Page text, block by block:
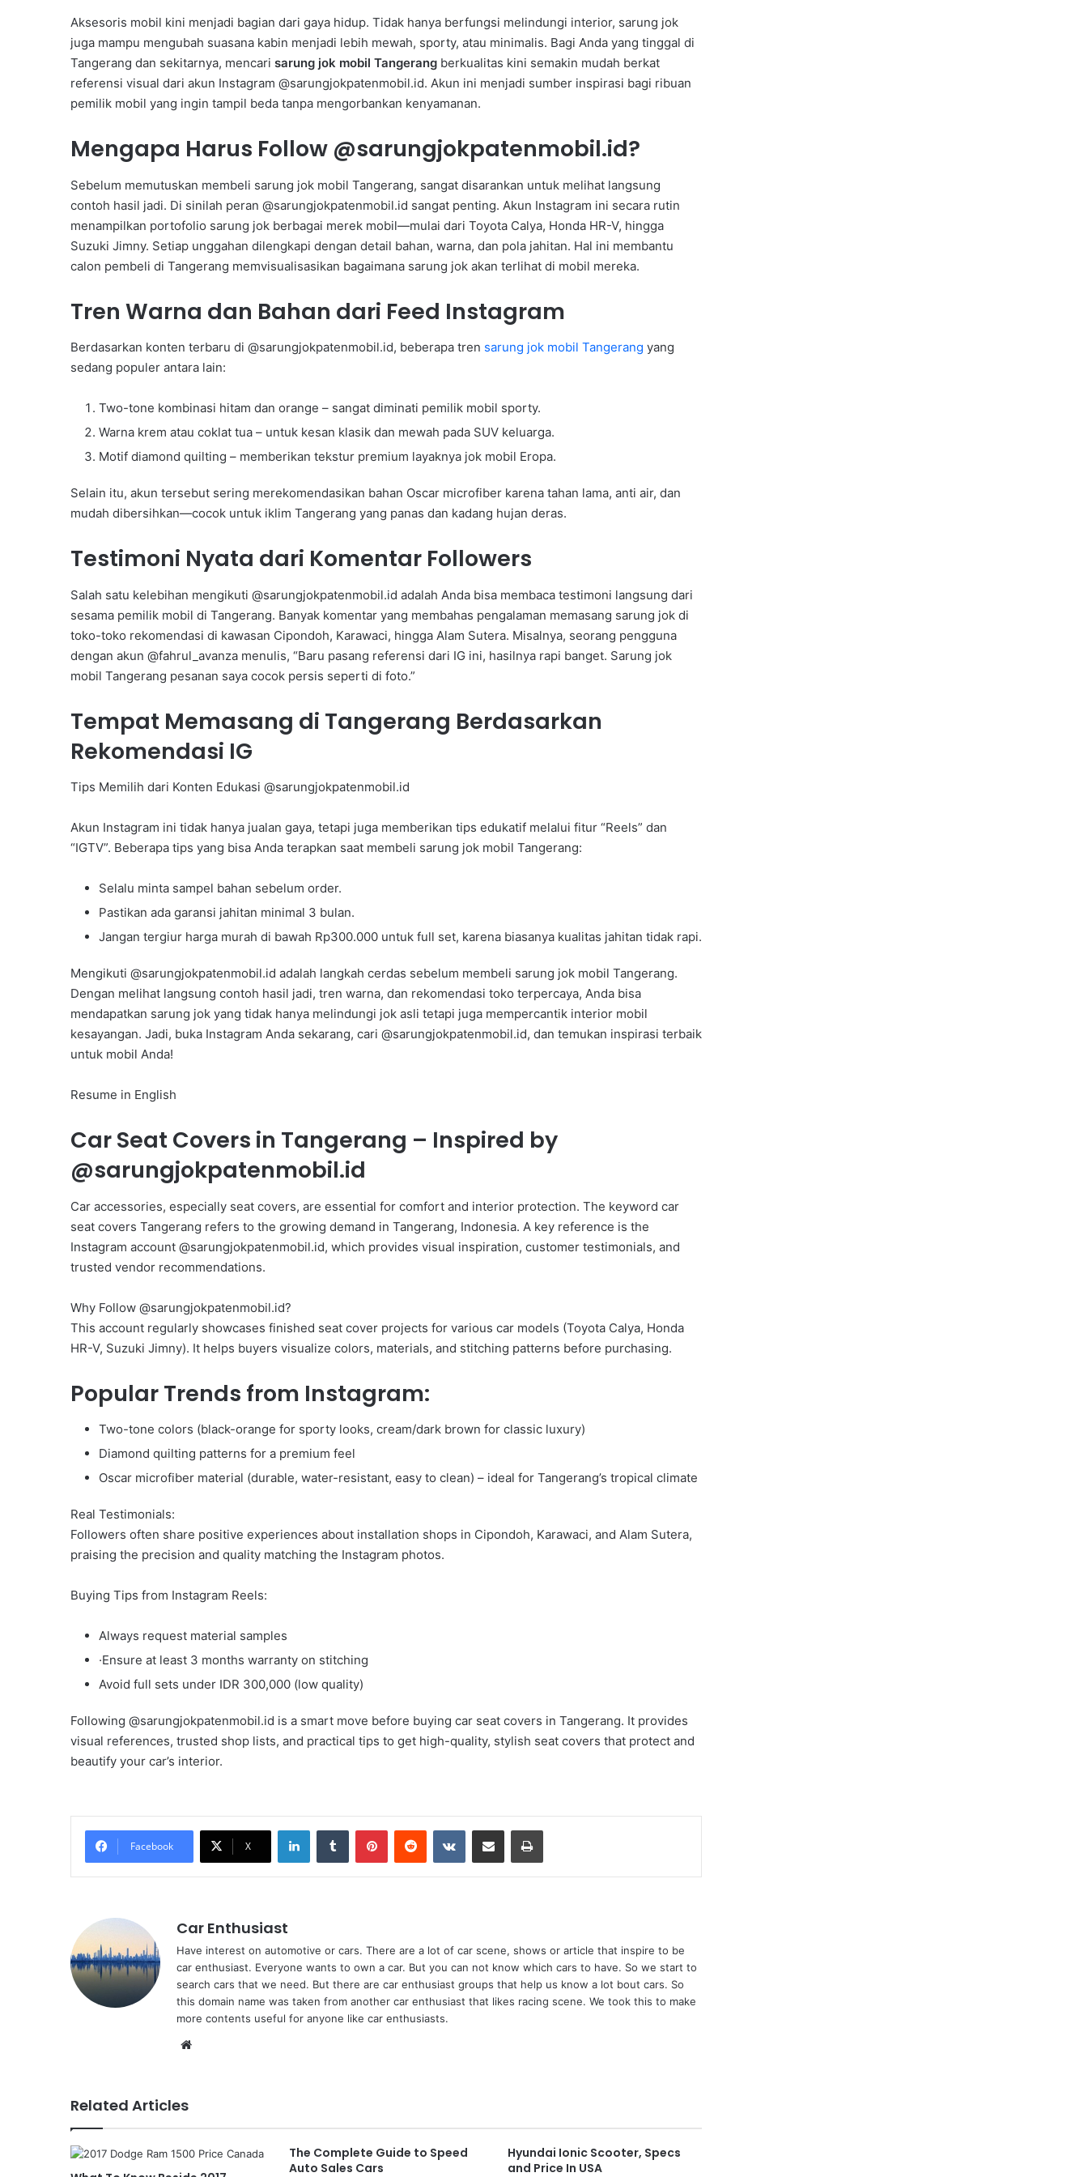
Aksesoris mobil kini menjadi bagian dari gaya hidup. Tidak hanya berfungsi melindungi interior, sarung jok
juga mampu mengubah suasana kabin menjadi lebih mewah, sporty, atau minimalis. Bagi Anda yang tinggal di
Tangerang dan sekitarnya, mencari sarung jok mobil Tangerang berkualitas kini semakin mudah berkat
referensi visual dari akun Instagram @sarungjokpatenmobil.id. Akun ini menjadi sumber inspirasi bagi ribuan
pemilik mobil yang ingin tampil beda tanpa mengorbankan kenyamanan.
Mengapa Harus Follow @sarungjokpatenmobil.id?
Sebelum memutuskan membeli sarung jok mobil Tangerang, sangat disarankan untuk melihat langsung
contoh hasil jadi. Di sinilah peran @sarungjokpatenmobil.id sangat penting. Akun Instagram ini secara rutin
menampilkan portofolio sarung jok berbagai merek mobil—mulai dari Toyota Calya, Honda HR-V, hingga
Suzuki Jimny. Setiap unggahan dilengkapi dengan detail bahan, warna, dan pola jahitan. Hal ini membantu
calon pembeli di Tangerang memvisualisasikan bagaimana sarung jok akan terlihat di mobil mereka.
Tren Warna dan Bahan dari Feed Instagram
Berdasarkan konten terbaru di @sarungjokpatenmobil.id, beberapa tren sarung jok mobil Tangerang yang
sedang populer antara lain:
Two-tone kombinasi hitam dan orange – sangat diminati pemilik mobil sporty.
Warna krem atau coklat tua – untuk kesan klasik dan mewah pada SUV keluarga.
Motif diamond quilting – memberikan tekstur premium layaknya jok mobil Eropa.
Selain itu, akun tersebut sering merekomendasikan bahan Oscar microfiber karena tahan lama, anti air, dan
mudah dibersihkan—cocok untuk iklim Tangerang yang panas dan kadang hujan deras.
Testimoni Nyata dari Komentar Followers
Salah satu kelebihan mengikuti @sarungjokpatenmobil.id adalah Anda bisa membaca testimoni langsung dari
sesama pemilik mobil di Tangerang. Banyak komentar yang membahas pengalaman memasang sarung jok di
toko-toko rekomendasi di kawasan Cipondoh, Karawaci, hingga Alam Sutera. Misalnya, seorang pengguna
dengan akun @fahrul_avanza menulis, “Baru pasang referensi dari IG ini, hasilnya rapi banget. Sarung jok
mobil Tangerang pesanan saya cocok persis seperti di foto.”
Tempat Memasang di Tangerang Berdasarkan
Rekomendasi IG
Tips Memilih dari Konten Edukasi @sarungjokpatenmobil.id
Akun Instagram ini tidak hanya jualan gaya, tetapi juga memberikan tips edukatif melalui fitur “Reels” dan
“IGTV”. Beberapa tips yang bisa Anda terapkan saat membeli sarung jok mobil Tangerang:
Selalu minta sampel bahan sebelum order.
Pastikan ada garansi jahitan minimal 3 bulan.
Jangan tergiur harga murah di bawah Rp300.000 untuk full set, karena biasanya kualitas jahitan tidak rapi.
Mengikuti @sarungjokpatenmobil.id adalah langkah cerdas sebelum membeli sarung jok mobil Tangerang.
Dengan melihat langsung contoh hasil jadi, tren warna, dan rekomendasi toko terpercaya, Anda bisa
mendapatkan sarung jok yang tidak hanya melindungi jok asli tetapi juga mempercantik interior mobil
kesayangan. Jadi, buka Instagram Anda sekarang, cari @sarungjokpatenmobil.id, dan temukan inspirasi terbaik
untuk mobil Anda!
Resume in English
Car Seat Covers in Tangerang – Inspired by
@sarungjokpatenmobil.id
Car accessories, especially seat covers, are essential for comfort and interior protection. The keyword car
seat covers Tangerang refers to the growing demand in Tangerang, Indonesia. A key reference is the
Instagram account @sarungjokpatenmobil.id, which provides visual inspiration, customer testimonials, and
trusted vendor recommendations.
Why Follow @sarungjokpatenmobil.id?
This account regularly showcases finished seat cover projects for various car models (Toyota Calya, Honda
HR-V, Suzuki Jimny). It helps buyers visualize colors, materials, and stitching patterns before purchasing.
Popular Trends from Instagram:
Two-tone colors (black-orange for sporty looks, cream/dark brown for classic luxury)
Diamond quilting patterns for a premium feel
Oscar microfiber material (durable, water-resistant, easy to clean) – ideal for Tangerang’s tropical climate
Real Testimonials:
Followers often share positive experiences about installation shops in Cipondoh, Karawaci, and Alam Sutera,
praising the precision and quality matching the Instagram photos.
Buying Tips from Instagram Reels:
Always request material samples
·Ensure at least 3 months warranty on stitching
Avoid full sets under IDR 300,000 (low quality)
Following @sarungjokpatenmobil.id is a smart move before buying car seat covers in Tangerang. It provides
visual references, trusted shop lists, and practical tips to get high-quality, stylish seat covers that protect and
beautify your car’s interior.
Facebook X
LinkedInTumblr PinterestReddit VKontakteShare via Email Print
Car Enthusiast
Have interest on automotive or cars. There are a lot of car scene, shows or article that inspire to be
car enthusiast. Everyone wants to own a car. But you can not know which cars to have. So we start to
search cars that we need. But there are car enthusiast groups that help us know a lot bout cars. So
this domain name was taken from another car enthusiast that likes racing scene. We took this to make
more contents useful for anyone like car enthusiasts.
Related Articles
The Complete Guide to Speed
Auto Sales Cars
Hyundai Ionic Scooter, Specs
and Price In USA